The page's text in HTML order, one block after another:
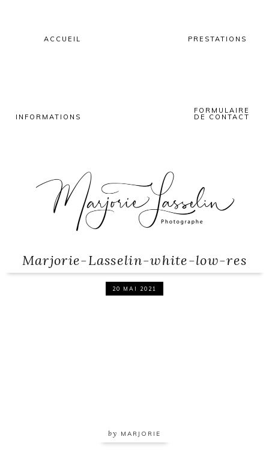
ACCUEIL
INFORMATIONS
PRESTATIONS
FORMULAIRE
DE CONTACT
Marjorie-Lasselin-white-low-res
20 MAI 2021
by MARJORIE